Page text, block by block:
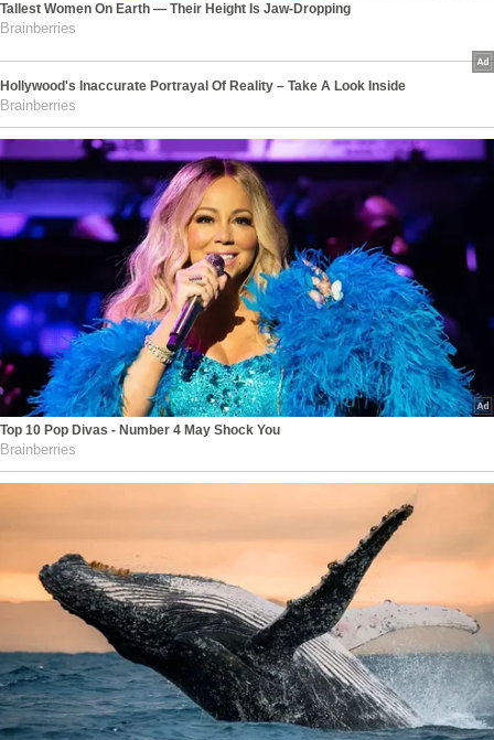
Tallest Women On Earth — Their Height Is Jaw-Dropping
Brainberries
Hollywood's Inaccurate Portrayal Of Reality – Take A Look Inside
Brainberries
Top 10 Pop Divas - Number 4 May Shock You
Brainberries